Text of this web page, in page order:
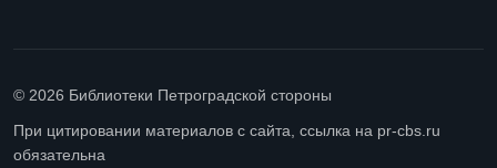
© 2026 Библиотеки Петроградской стороны
При цитировании материалов с сайта, ссылка на pr-cbs.ru
обязательна